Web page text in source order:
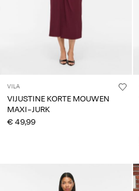
VILA
VIJUSTINE KORTE MOUWEN
MAXI-JURK
€ 49,99